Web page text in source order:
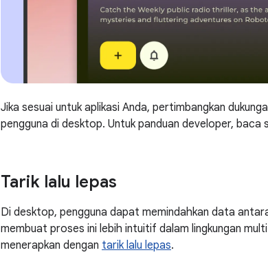
Jika sesuai untuk aplikasi Anda, pertimbangkan
pengguna di desktop. Untuk panduan developer, baca
Tarik lalu lepas
Di desktop, pengguna dapat memindahkan data
membuat proses ini lebih intuitif dalam lingkungan
menerapkan dengan tarik lalu lepas.